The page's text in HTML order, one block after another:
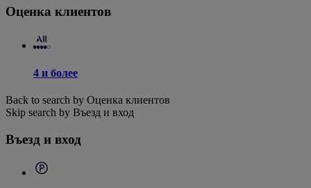
Оценка клиентов
4 и более
Back to search by Оценка клиентов
Skip search by Въезд и вход
Въезд и вход